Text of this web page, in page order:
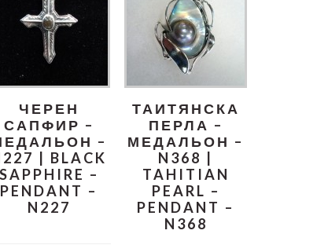
ЧЕРЕН
САПФИР –
–
| BLACK
SAPPHIRE –
PENDANT –
N227
ТАИТЯНСКА
ПЕРЛА –
МЕДАЛЬОН –
N368 |
TAHITIAN
PEARL –
PENDANT –
N368